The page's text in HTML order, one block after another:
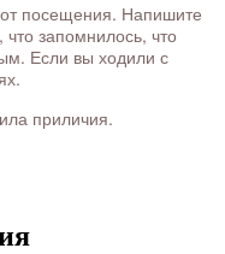
посещения. Напишите
запомнилось, что
Если вы ходили с
приличия.